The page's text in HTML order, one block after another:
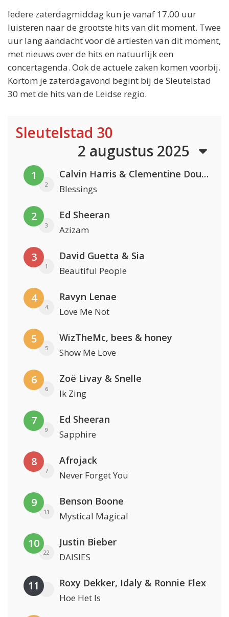
Iedere zaterdagmiddag kun je vanaf 17.00 uur
luisteren naar de grootste hits van dit moment. Twee
uur lang aandacht voor dé artiesten van dit moment,
met nieuws over de hits en natuurlijk een
concertagenda. Ook de actuele zaken komen voorbij.
Kortom je zaterdagavond begint bij de Sleutelstad
30 met de hits van de Leidse regio.
Sleutelstad 30
2 augustus 2025
1
2
Calvin Harris & Clementine Douglas
Blessings
2
3
Ed Sheeran
Azizam
3
1
David Guetta & Sia
Beautiful People
4
4
Ravyn Lenae
Love Me Not
5
5
WizTheMc, bees & honey
Show Me Love
6
6
Zoë Livay & Snelle
Ik Zing
7
9
Ed Sheeran
Sapphire
8
7
Afrojack
Never Forget You
9
11
Benson Boone
Mystical Magical
10
22
Justin Bieber
DAISIES
11 Roxy Dekker, Idaly & Ronnie Flex
Hoe Het Is